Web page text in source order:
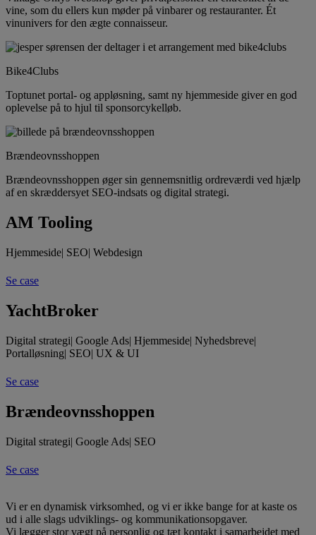
vine, som du ellers kun møder på vinbarer og restauranter. Ét
vinunivers for den ægte connaisseur.
Bike4Clubs
Toptunet portal- og appløsning, samt ny hjemmeside giver en god
oplevelse på to hjul til sponsorcykelløb.
Brændeovnsshoppen
Brændeovnsshoppen øger sin gennemsnitlig ordreværdi ved hjælp
af en skræddersyet SEO-indsats og digital strategi.
AM Tooling
Hjemmeside| SEO| Webdesign
Se case
YachtBroker
Digital strategi| Google Ads| Hjemmeside| Nyhedsbreve|
Portalløsning| SEO| UX & UI
Se case
Brændeovnsshoppen
Digital strategi| Google Ads| SEO
Se case
Vi er en dynamisk virksomhed, og vi er ikke bange for at kaste os
ud i alle slags udviklings- og kommunikationsopgaver.
Vi lægger stor vægt på personlig og tæt kontakt i samarbejdet med